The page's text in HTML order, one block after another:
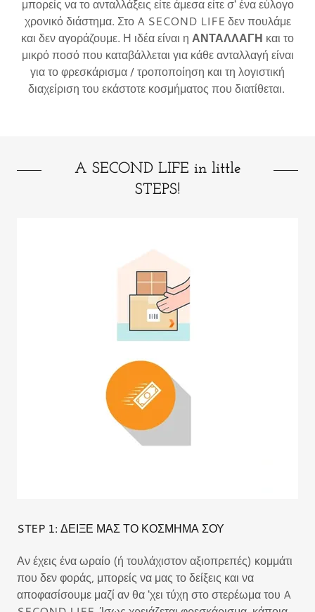
μπορείς να το ανταλλάξεις είτε άμεσα είτε σ' ένα εύλογο
χρονικό διάστημα. Στο A SECOND LIFE δεν πουλάμε
και δεν αγοράζουμε. Η ιδέα είναι η ΑΝΤΑΛΛΑΓΗ και το
μικρό ποσό που καταβάλλεται για κάθε ανταλλαγή είναι
για το φρεσκάρισμα / τροποποίηση και τη λογιστική
διαχείριση του εκάστοτε κοσμήματος που διατίθεται.
A SECOND LIFE in little
STEPS!
STEP 1: ΔΕΙΞΕ ΜΑΣ ΤΟ ΚΟΣΜΗΜΑ ΣΟΥ
Αν έχεις ένα ωραίο (ή τουλάχιστον αξιοπρεπές) κομμάτι
που δεν φοράς, μπορείς να μας το δείξεις και να
αποφασίσουμε μαζί αν θα 'χει τύχη στο στερέωμα του A